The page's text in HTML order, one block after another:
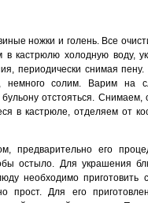
ножки и голень. Все
кастрюлю холодную воду,
периодически снимая пену.
немного солим. Варим на
отстояться. Снимаем,
в кастрюле, отделяем от
предварительно его
остыло. Для украшения
необходимо приготовить
прост. Для его